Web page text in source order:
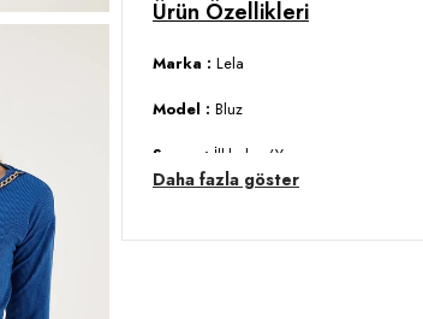
Marka : Lela
Model : Bluz
Sezon : İlkbahar/Yaz
Boy :Kalça hizasında
Daha fazla göster